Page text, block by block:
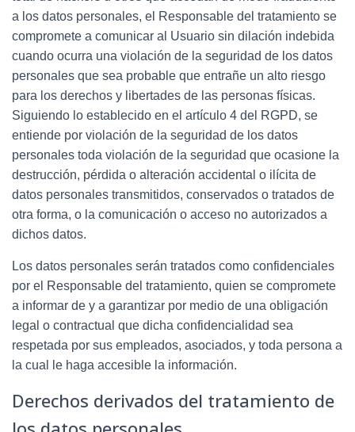
a los datos personales, el Responsable del tratamiento se
compromete a comunicar al Usuario sin dilación indebida
cuando ocurra una violación de la seguridad de los datos
personales que sea probable que entrañe un alto riesgo
para los derechos y libertades de las personas físicas.
Siguiendo lo establecido en el artículo 4 del RGPD, se
entiende por violación de la seguridad de los datos
personales toda violación de la seguridad que ocasione la
destrucción, pérdida o alteración accidental o ilícita de
datos personales transmitidos, conservados o tratados de
otra forma, o la comunicación o acceso no autorizados a
dichos datos.
Los datos personales serán tratados como confidenciales
por el Responsable del tratamiento, quien se compromete
a informar de y a garantizar por medio de una obligación
legal o contractual que dicha confidencialidad sea
respetada por sus empleados, asociados, y toda persona a
la cual le haga accesible la información.
Derechos derivados del tratamiento de